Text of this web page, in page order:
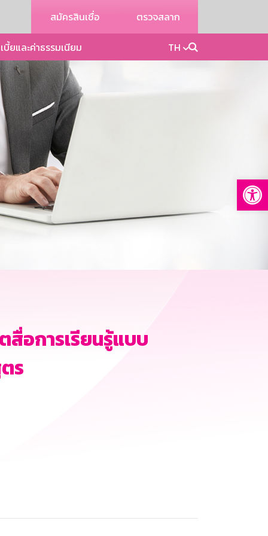
สมัครสินเชื่อ ตรวจสลาก
บี้ยและค่าธรรมเนียม TH
สื่อการเรียนรู้แบบ
ร